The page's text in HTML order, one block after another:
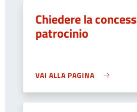
Chiedere la
patrocinio
VAI ALLA PAGINA